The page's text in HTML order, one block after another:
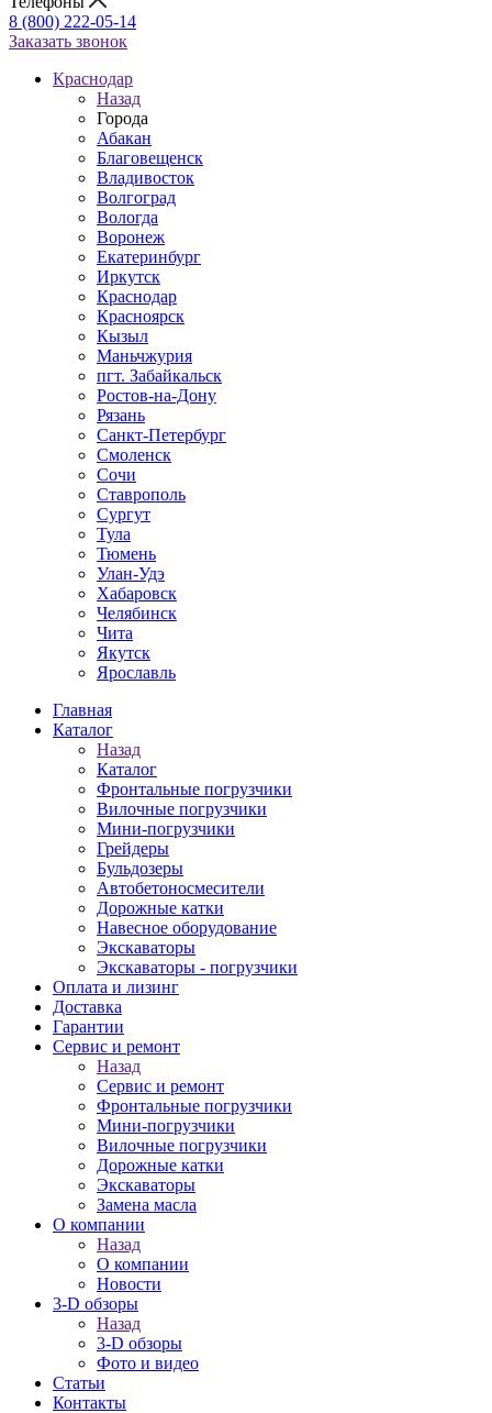
8 (800) 222-05-14
Заказать звонок
Краснодар
Назад
Города
Абакан
Благовещенск
Владивосток
Волгоград
Вологда
Воронеж
Екатеринбург
Иркутск
Краснодар
Красноярск
Кызыл
Маньчжурия
пгт. Забайкальск
Ростов-на-Дону
Рязань
Санкт-Петербург
Смоленск
Сочи
Ставрополь
Сургут
Тула
Тюмень
Улан-Удэ
Хабаровск
Челябинск
Чита
Якутск
Ярославль
Главная
Каталог
Назад
Каталог
Фронтальные погрузчики
Вилочные погрузчики
Мини-погрузчики
Грейдеры
Бульдозеры
Автобетоносмесители
Дорожные катки
Навесное оборудование
Экскаваторы
Экскаваторы - погрузчики
Оплата и лизинг
Доставка
Гарантии
Сервис и ремонт
Назад
Сервис и ремонт
Фронтальные погрузчики
Мини-погрузчики
Вилочные погрузчики
Дорожные катки
Экскаваторы
Замена масла
О компании
Назад
О компании
Новости
3-D обзоры
Назад
3-D обзоры
Фото и видео
Статьи
Контакты